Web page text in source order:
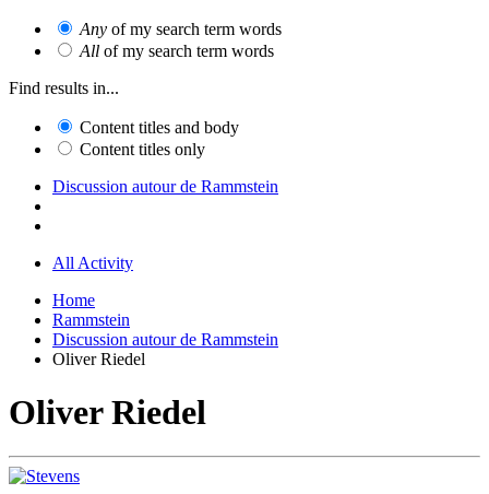
Any of my search term words
All of my search term words
Find results in...
Content titles and body
Content titles only
Discussion autour de Rammstein
All Activity
Home
Rammstein
Discussion autour de Rammstein
Oliver Riedel
Oliver Riedel